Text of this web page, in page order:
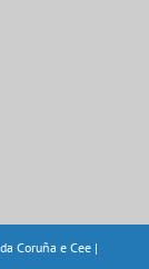
Coruña e Cee |